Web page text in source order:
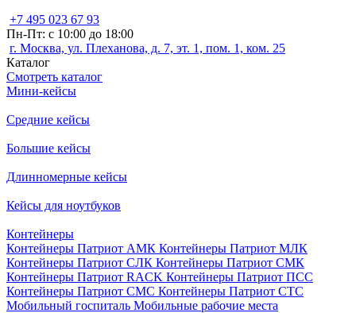
+7 495 023 67 93
Пн-Пт: с 10:00 до 18:00
г. Москва, ул. Плеханова, д. 7, эт. 1, пом. 1, ком. 25
Каталог
Смотреть каталог
Мини-кейсы
Средние кейсы
Большие кейсы
Длинномерные кейсы
Кейсы для ноутбуков
Контейнеры
Контейнеры Патриот АМК Контейнеры Патриот МЛК
Контейнеры Патриот СЛК Контейнеры Патриот СМК
Контейнеры Патриот RACK Контейнеры Патриот ПСС
Контейнеры Патриот СМС Контейнеры Патриот СТС
Мобильный госпиталь Мобильные рабочие места